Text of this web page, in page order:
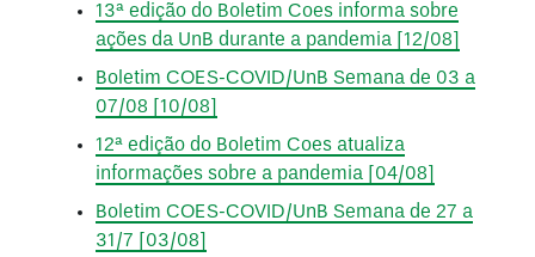
13ª edição do Boletim Coes informa sobre
ações da UnB durante a pandemia [12/08]
Boletim COES-COVID/UnB Semana de 03 a
07/08 [10/08]
12ª edição do Boletim Coes atualiza
informações sobre a pandemia [04/08]
Boletim COES-COVID/UnB Semana de 27 a
31/7 [03/08]